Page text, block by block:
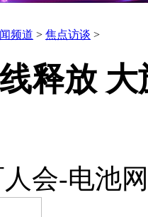
频道 > 焦点访谈 >
释放
人会-电池